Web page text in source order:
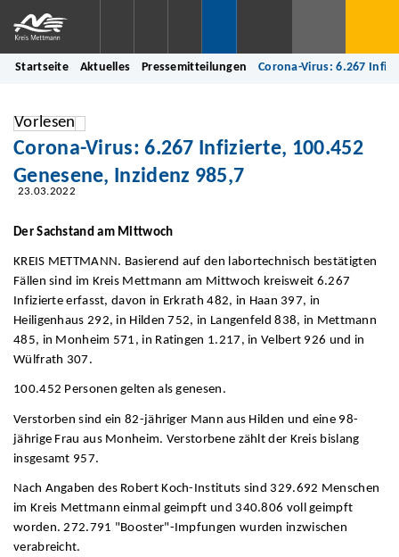
Startseite Aktuelles Pressemitteilungen Corona-Virus: 6.267
Vorlesen
Corona-Virus: 6.267 Infizierte, 100.452
Genesene, Inzidenz 985,7
23.03.2022
Der Sachstand am Mittwoch
KREIS METTMANN. Basierend auf den labortechnisch bestätigten
Fällen sind im Kreis Mettmann am Mittwoch kreisweit 6.267
Infizierte erfasst, davon in Erkrath 482, in Haan 397, in
Heiligenhaus 292, in Hilden 752, in Langenfeld 838, in Mettmann
485, in Monheim 571, in Ratingen 1.217, in Velbert 926 und in
Wülfrath 307.
100.452 Personen gelten als genesen.
Verstorben sind ein 82-jähriger Mann aus Hilden und eine 98-
jährige Frau aus Monheim. Verstorbene zählt der Kreis bislang
insgesamt 957.
Nach Angaben des Robert Koch-Instituts sind 329.692 Menschen
im Kreis Mettmann einmal geimpft und 340.806 voll geimpft
worden. 272.791 "Booster"-Impfungen wurden inzwischen
verabreicht.